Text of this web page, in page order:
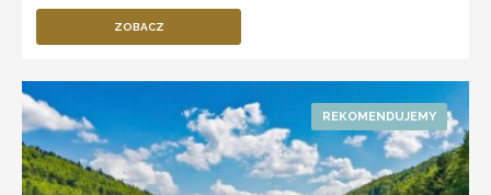
ZOBACZ